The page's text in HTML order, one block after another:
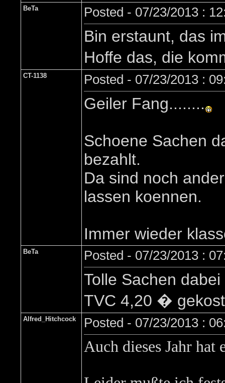
BeTa Posted - 07/23/2013 :
Bin erstaunt, das
Hoffe das, die
CT-1138 Posted - 07/23/2013 :
Geiler Fang........
Schoene Sachen
bezahlt.
Da sind noch
lassen koennen.
Immer wieder
BeTa Posted - 07/23/2013 :
Tolle Sachen dabei
TVC 4,20 �
Alfred_Hitchcock Posted - 07/23/2013 :
Auch dieses Jahr hat